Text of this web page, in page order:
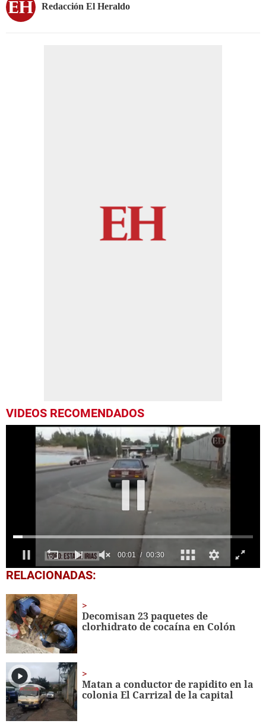
Redacción El Heraldo
VIDEOS RECOMENDADOS
0
seconds
30
seconds
RELACIONADAS:
Decomisan 23 paquetes de
clorhidrato de cocaína en Colón
Matan a conductor de rapidito en la
colonia El Carrizal de la capital